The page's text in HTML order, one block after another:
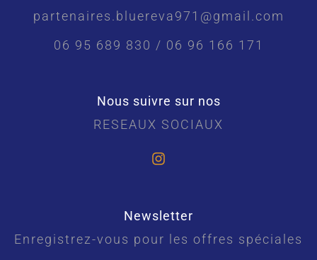
partenaires.bluereva971@gmail.com
06 95 689 830 / 06 96 166 171
Nous suivre sur nos
RESEAUX SOCIAUX
Newsletter
Enregistrez-vous pour les offres spéciales